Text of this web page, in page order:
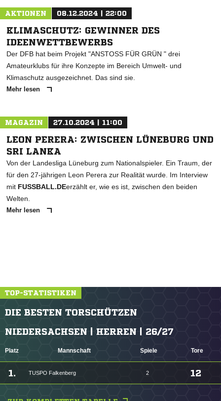
AKTIONEN 08.12.2024 | 22:00
KLIMASCHUTZ: GEWINNER DES
IDEENWETTBEWERBS
Der DFB hat beim Projekt "ANSTOSS FÜR GRÜN " drei
Amateurklubs für ihre Konzepte im Bereich Umwelt- und
Klimaschutz ausgezeichnet. Das sind sie.
Mehr lesen
MAGAZIN 27.10.2024 | 11:00
LEON PERERA: ZWISCHEN LÜNEBURG UND
SRI LANKA
Von der Landesliga Lüneburg zum Nationalspieler. Ein Traum, der
für den 27-jährigen Leon Perera zur Realität wurde. Im Interview
mit FUSSBALL.DEerzählt er, wie es ist, zwischen den beiden
Welten.
Mehr lesen
TOP-STATISTIKEN
DIE BESTEN TORSCHÜTZEN
NIEDERSACHSEN | HERREN | 26/27
Platz Mannschaft Spiele Tore
1. TUSPO Falkenberg 2 12